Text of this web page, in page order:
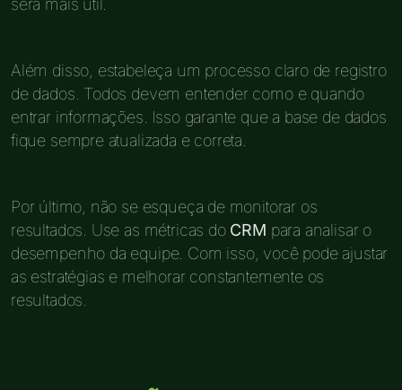
Além disso, estabeleça um processo claro de registro
de dados. Todos devem entender como e quando
entrar informações. Isso garante que a base de dados
fique sempre atualizada e correta.
Por último, não se esqueça de monitorar os
resultados. Use as métricas do CRM para analisar o
desempenho da equipe. Com isso, você pode ajustar
as estratégias e melhorar constantemente os
resultados.